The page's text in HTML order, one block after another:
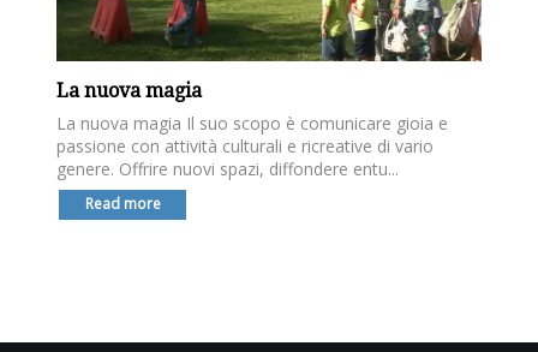
La nuova magia
La nuova magia Il suo scopo è comunicare gioia e
passione con attività culturali e ricreative di vario
genere. Offrire nuovi spazi, diffondere entu...
Read more